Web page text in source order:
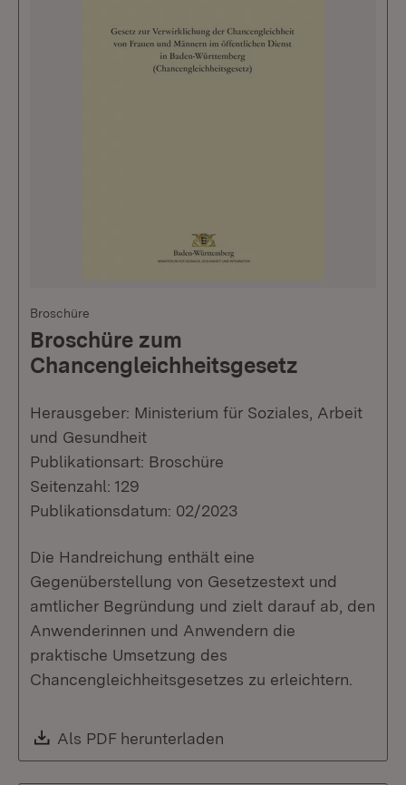
Broschüre
Broschüre zum
Chancengleichheitsgesetz
Herausgeber: Ministerium für Soziales, Arbeit
und Gesundheit
Publikationsart: Broschüre
Seitenzahl: 129
Publikationsdatum: 02/2023
Die Handreichung enthält eine
Gegenüberstellung von Gesetzestext und
amtlicher Begründung und zielt darauf ab, den
Anwenderinnen und Anwendern die
praktische Umsetzung des
Chancengleichheitsgesetzes zu erleichtern.
Download:
Als PDF herunterladen